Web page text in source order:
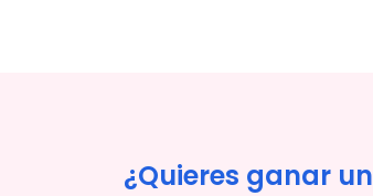
¿Quieres ganar un